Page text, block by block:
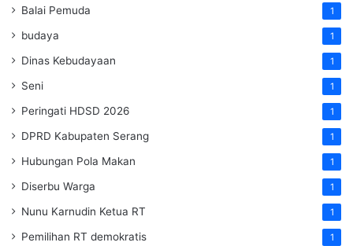
Balai Pemuda 1
budaya 1
Dinas Kebudayaan 1
Seni 1
Peringati HDSD 2026 1
DPRD Kabupaten Serang 1
Hubungan Pola Makan 1
Diserbu Warga 1
Nunu Karnudin Ketua RT 1
Pemilihan RT demokratis 1